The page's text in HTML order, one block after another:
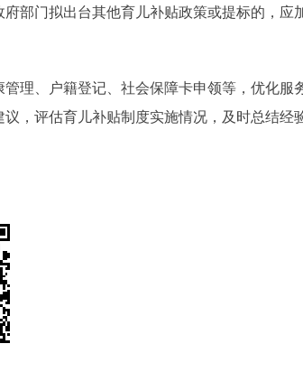
部门拟出台其他育儿补贴政策或提标的，应
、户籍登记、社会保障卡申领等，优化服
，评估育儿补贴制度实施情况，及时总结经